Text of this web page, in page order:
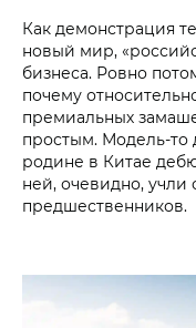
Как демонстрация
новый мир,
бизнеса. Ровно
почему
премиальных
простым. Модель-то
родине в Китае
ней, очевидно, учли
предшественников.